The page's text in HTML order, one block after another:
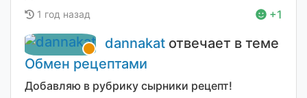
1 год назад +1
dannakat отвечает в теме
Обмен рецептами
Добавляю в рубрику сырники рецепт!